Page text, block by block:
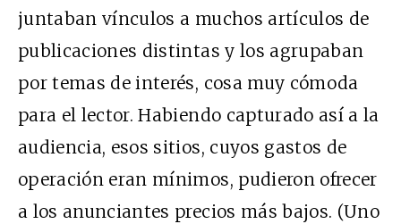
juntaban vínculos a muchos artículos de
publicaciones distintas y los agrupaban
por temas de interés, cosa muy cómoda
para el lector. Habiendo capturado así a la
audiencia, esos sitios, cuyos gastos de
operación eran mínimos, pudieron ofrecer
a los anunciantes precios más bajos. (Uno